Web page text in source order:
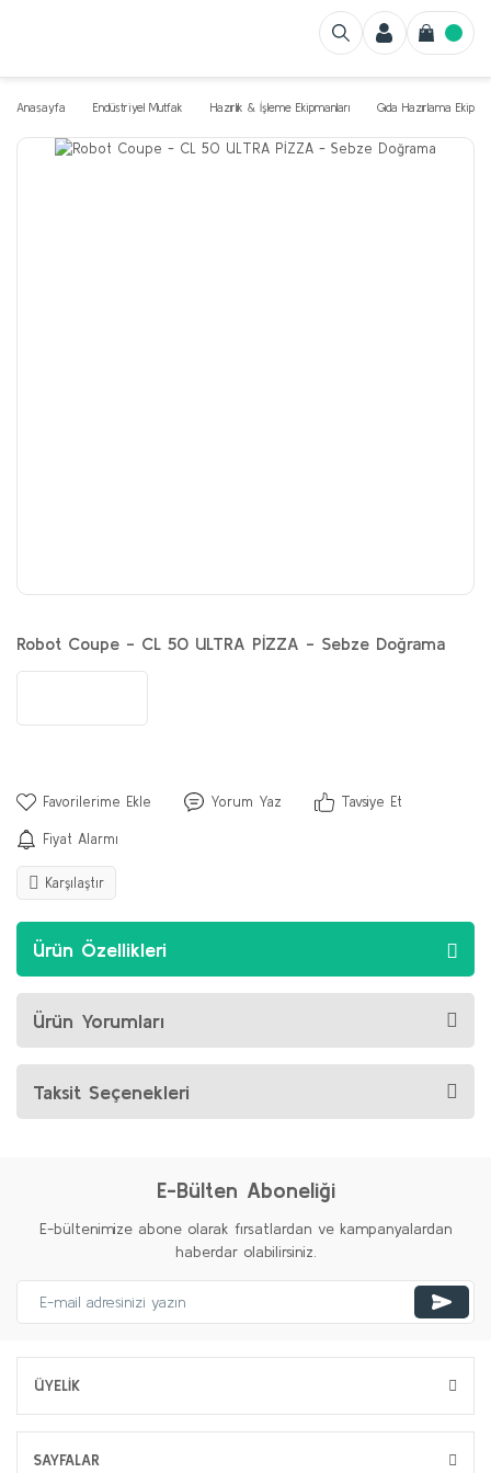
Anasayfa Endüstriyel Mutfak Hazırlık & İşleme Ekipmanları Gıda Hazırlama
Robot Coupe - CL 50 ULTRA PİZZA - Sebze Doğrama
Yorum Yaz Tavsiye Et
Fiyat Alarmı
Karşılaştır
Ürün Özellikleri
Ürün Yorumları
Taksit Seçenekleri
E-Bülten Aboneliği
E-bültenimize abone olarak fırsatlardan ve kampanyalardan
haberdar olabilirsiniz.
ÜYELİK
SAYFALAR